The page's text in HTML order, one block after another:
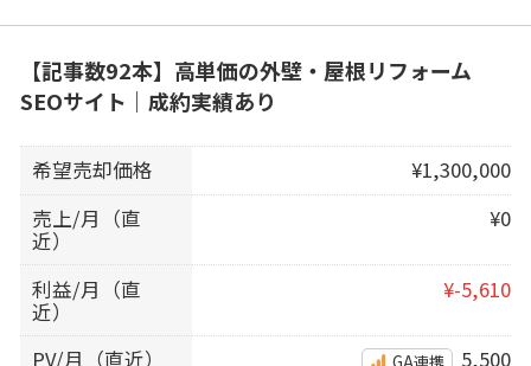
【記事数92本】高単価の外壁・屋根リフォーム
SEOサイト｜成約実績あり
希望売却価格
¥1,300,000
売上/月（直
近）
¥0
利益/月（直
近）
¥-5,610
PV/月（直近） 5,500